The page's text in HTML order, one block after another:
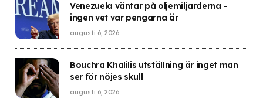
Venezuela väntar på oljemiljarderna –
ingen vet var pengarna är
augusti 6, 2026
Bouchra Khalilis utställning är inget man
ser för nöjes skull
augusti 6, 2026